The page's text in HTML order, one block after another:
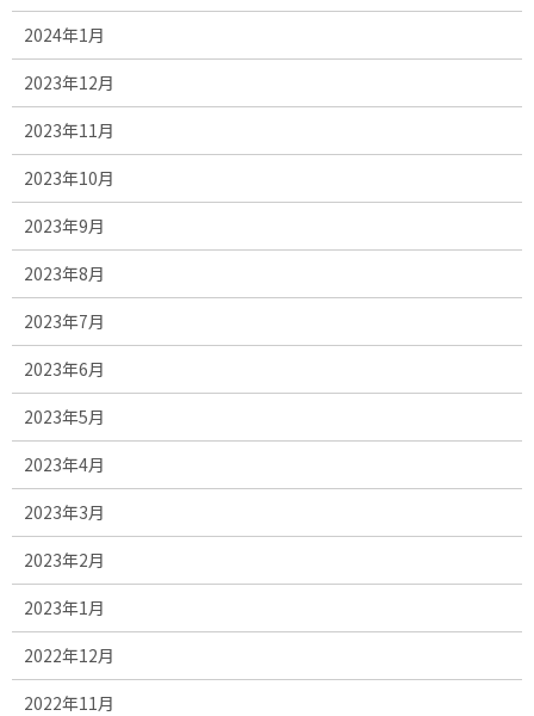
2024年1月
2023年12月
2023年11月
2023年10月
2023年9月
2023年8月
2023年7月
2023年6月
2023年5月
2023年4月
2023年3月
2023年2月
2023年1月
2022年12月
2022年11月